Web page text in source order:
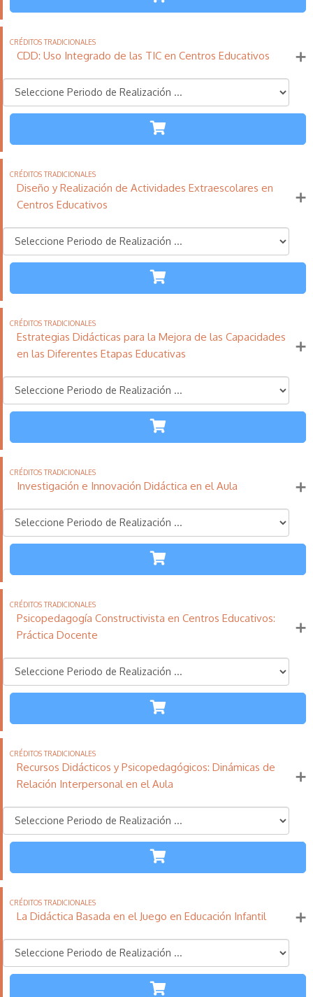
110 11 Créditos
21
Más información
CDD: Uso Integrado de las TIC en Centros Educativos
ETAPAS
110 11 Créditos
21
Más información
Diseño y Realización de Actividades Extraescolares en
Centros Educativos
ETAPAS
110 11 Créditos
21
Más información
Estrategias Didácticas para la Mejora de las Capacidades
en las Diferentes Etapas Educativas
ETAPAS
110 11 Créditos
21
Más información
Investigación e Innovación Didáctica en el Aula
ETAPAS
110 11 Créditos
21
Más información
Psicopedagogía Constructivista en Centros Educativos:
Práctica Docente
ETAPAS
110 11 Créditos
21
Más información
Recursos Didácticos y Psicopedagógicos: Dinámicas de
Relación Interpersonal en el Aula
ETAPAS
110 11 Créditos
21
Más información
La Didáctica Basada en el Juego en Educación Infantil
INFANTIL